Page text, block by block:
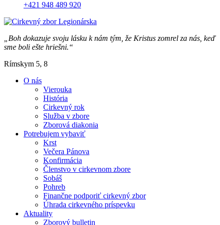
+421 948 489 920
„Boh dokazuje svoju lásku k nám tým, že Kristus zomrel za nás, keď
sme boli ešte hriešni.“
Rímskym 5, 8
O nás
Vierouka
História
Cirkevný rok
Služba v zbore
Zborová diakonia
Potrebujem vybaviť
Krst
Večera Pánova
Konfirmácia
Členstvo v cirkevnom zbore
Sobáš
Pohreb
Finančne podporiť cirkevný zbor
Úhrada cirkevného príspevku
Aktuality
Zborový bulletin